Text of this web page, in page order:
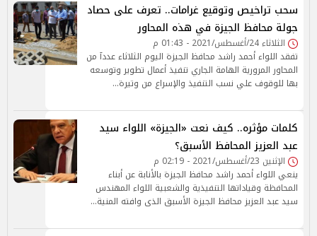
سحب تراخيص وتوقيع غرامات.. تعرف على حصاد
جولة محافظ الجيزة في هذه المحاور
الثلاثاء 24/أغسطس/2021 - 01:43 م
تفقد اللواء أحمد راشد محافظ الجيزة اليوم الثلاثاء عددآ من
المحاور المرورية الهامة الجاري تنفيذ أعمال تطوير وتوسعه
بها للوقوف علي نسب التنفيذ والإسراع من وتيرة…
كلمات مؤثره.. كيف نعت «الجيزة» اللواء سيد
عبد العزيز المحافظ الأسبق؟
الإثنين 23/أغسطس/2021 - 02:19 م
ينعي اللواء أحمد راشد محافظ الجيزة بالأنابة عن أبناء
المحافظة وقياداتها التنفيذية والشعبية اللواء المهندس
سيد عبد العزيز محافظ الجيزة الأسبق الذى وافته المنية…